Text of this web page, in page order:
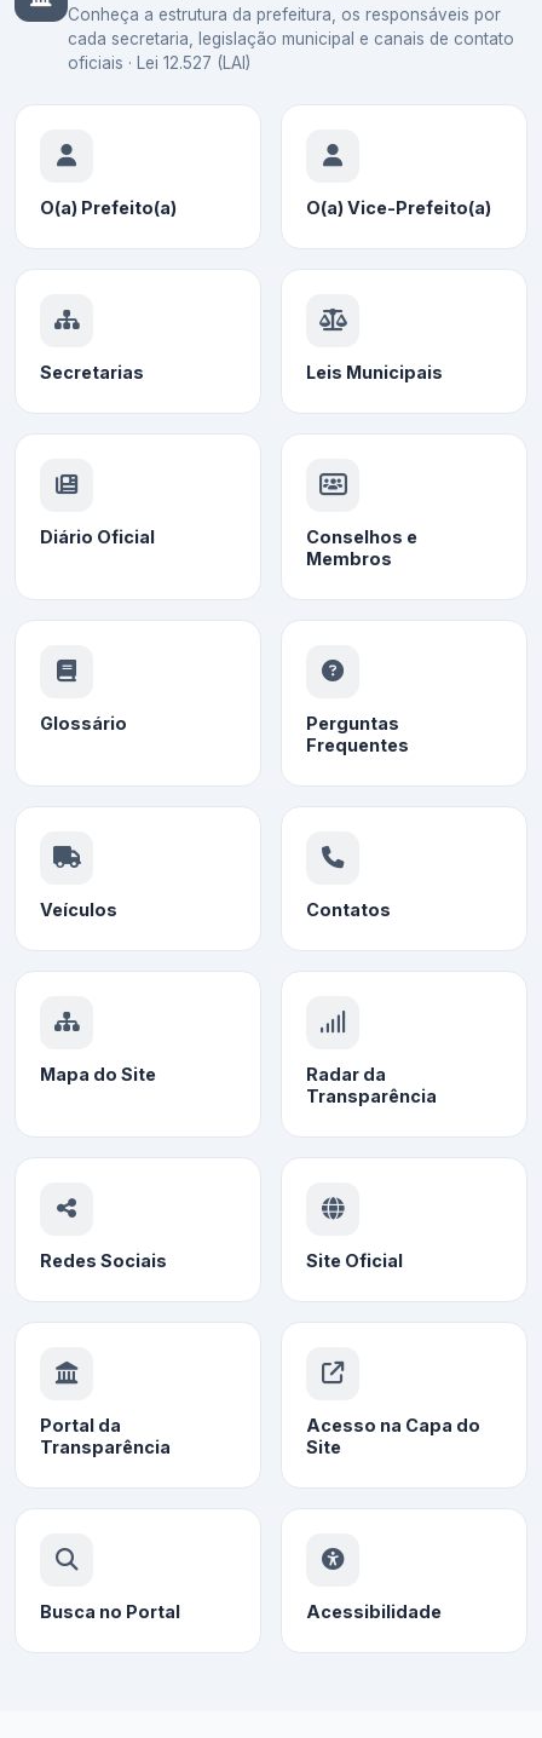
Conheça a estrutura da prefeitura, os responsáveis por
cada secretaria, legislação municipal e canais de contato
oficiais · Lei 12.527 (LAI)
O(a) Prefeito(a) O(a) Vice-Prefeito(a)
Secretarias Leis Municipais
Diário Oficial
Conselhos e
Membros
Glossário
Perguntas
Frequentes
Veículos Contatos
Mapa do Site
Radar da
Transparência
Redes Sociais Site Oficial
Portal da
Transparência
Acesso na Capa do
Site
Busca no Portal Acessibilidade